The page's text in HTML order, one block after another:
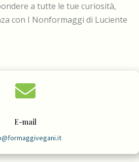
a tutte le tue curiosità,
con I Nonformaggi di Luciente

E-mail